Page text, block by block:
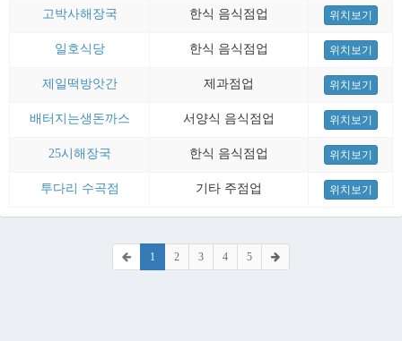
고박사해장국 한식 음식점업 위치보기
일호식당 한식 음식점업 위치보기
제일떡방앗간 제과점업 위치보기
배터지는생돈까스 서양식 음식점업 위치보기
25시해장국 한식 음식점업 위치보기
투다리 수곡점 기타 주점업 위치보기
1 2 3 4 5